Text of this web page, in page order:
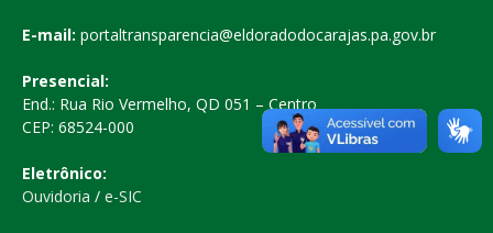
E-mail: portaltransparencia@eldoradodocarajas.pa.gov.br
Presencial:
End.: Rua Rio Vermelho, QD 051 – Centro
CEP: 68524-000
Eletrônico:
Ouvidoria / e-SIC